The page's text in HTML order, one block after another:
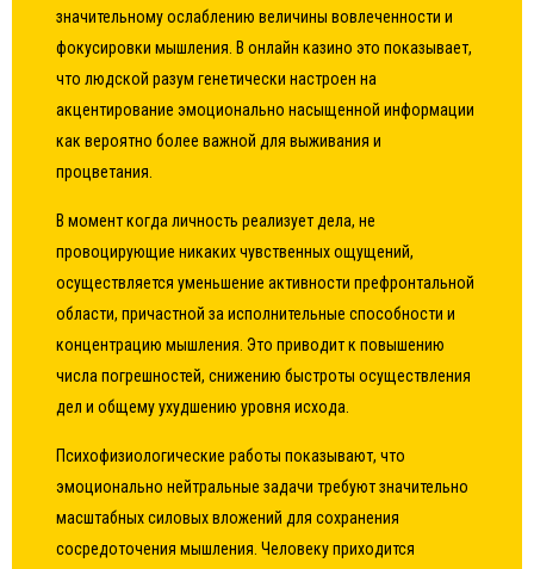
значительному ослаблению величины вовлеченности и
фокусировки мышления. В онлайн казино это показывает,
что людской разум генетически настроен на
акцентирование эмоционально насыщенной информации
как вероятно более важной для выживания и
процветания.
В момент когда личность реализует дела, не
провоцирующие никаких чувственных ощущений,
осуществляется уменьшение активности префронтальной
области, причастной за исполнительные способности и
концентрацию мышления. Это приводит к повышению
числа погрешностей, снижению быстроты осуществления
дел и общему ухудшению уровня исхода.
Психофизиологические работы показывают, что
эмоционально нейтральные задачи требуют значительно
масштабных силовых вложений для сохранения
сосредоточения мышления. Человеку приходится